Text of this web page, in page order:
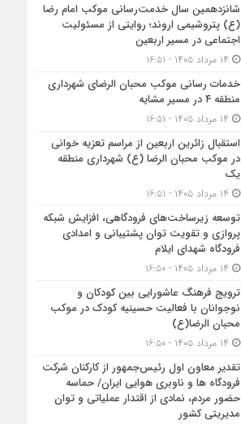
شانزدهمین سال خدمت‌رسانی موکب امام رضا
(ع) پتروشیمی اروند؛ روایتی از مسئولیت
اجتماعی در مسیر اربعین
خدمات رسانی موکب محبان الرضای شهرداری
منطقه ۴ در مسیر مشایه
استقبال زائرین اربعین از مراسم تعزیه خوانی
در موکب محبان الرضا (ع) شهرداری منطقه
یک
توسعه زیرساخت‌های فرودگاهی، افزایش شبکه
پروازی و تقویت توان پشتیبانی و امدادی
فرودگاه شهدای ایلام
ترویج فرهنگ عاشورایی بین کودکان و
نوجوانان با فعالیت حسینیه کودک در موکب
محبان الرضا(ع)
تقدیر معاون اول رئیس‌جمهور از کارکنان شرکت
فرودگاه ها و ناوبری هوایی ایران/ حماسه
حضور مردم، نمادی از اقتدار عملیاتی و توان
مدیریتی کشور